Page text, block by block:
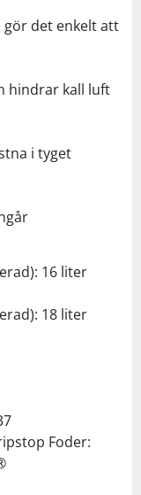
gör det enkelt att
hindrar kall luft
i tyget
16 liter
18 liter
Foder: